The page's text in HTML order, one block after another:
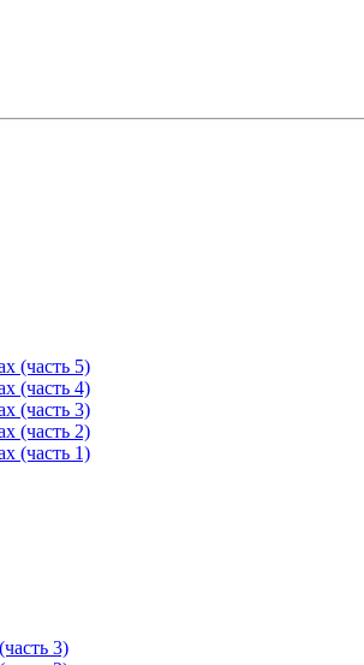
(часть 5)
(часть 4)
(часть 3)
(часть 2)
(часть 1)
3)